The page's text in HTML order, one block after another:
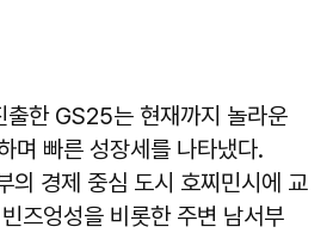
한 GS25는 현재까지 놀라운
며 빠른 성장세를 나타냈다.
의 경제 중심 도시 호찌민시에 교
즈엉성을 비롯한 주변 남서부